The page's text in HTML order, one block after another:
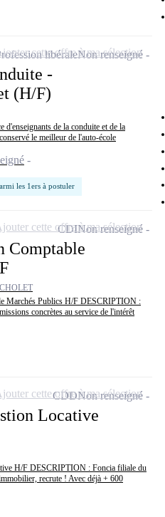
-
(H/F)
de la conduite et de la
le meilleur de l'auto-école
les 1ers à postuler
libéraleNon renseigné
cette offre à ma sélection
Comptable
Marchés Publics H/F DESCRIPTION :
concrètes au service de l'intérêt
CDINon renseigné
cette offre à ma sélection
Locative
H/F DESCRIPTION : Foncia filiale du
recrute ! Avec déjà + 600
CDDNon renseigné
cette offre à ma sélection